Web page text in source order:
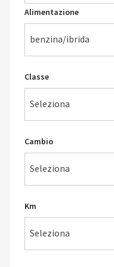
Alimentazione
benzina/ibrida
Classe
Seleziona
Cambio
Seleziona
Km
Seleziona